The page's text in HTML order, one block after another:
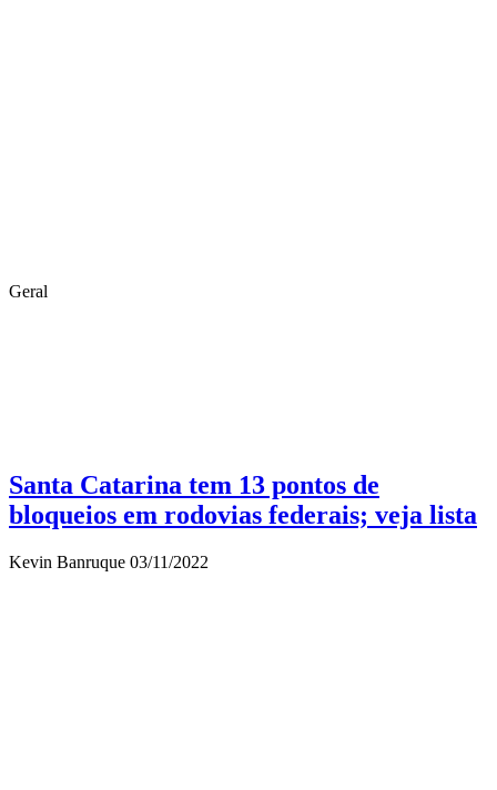
Geral
Santa Catarina tem 13 pontos de
bloqueios em rodovias federais; veja lista
Kevin Banruque 03/11/2022